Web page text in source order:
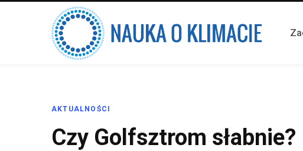
AKTUALNOŚCI
Czy Golfsztrom słabnie?